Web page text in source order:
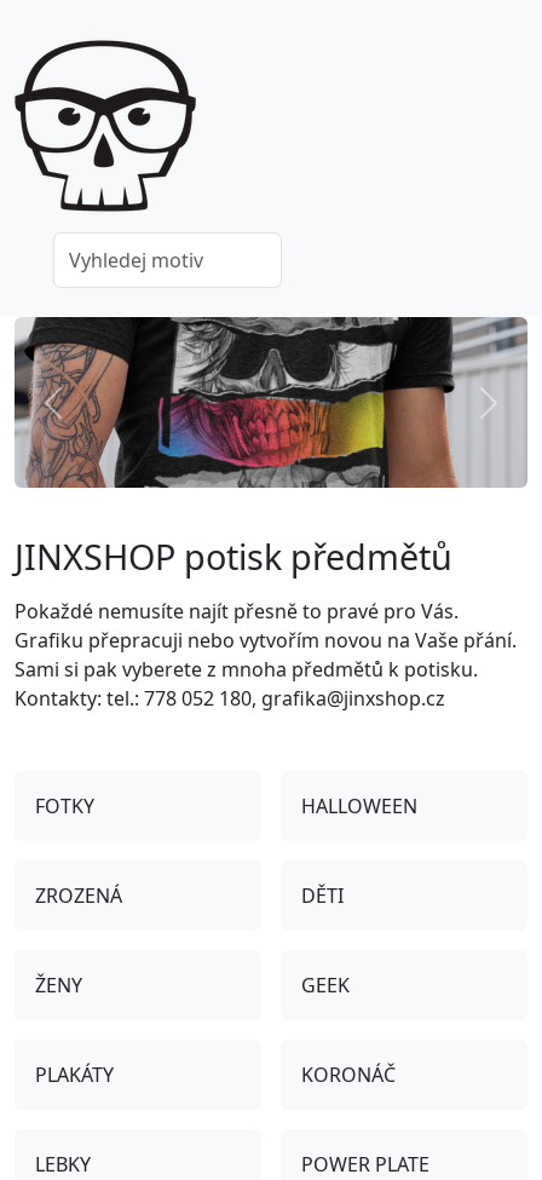
Previous Next
JINXSHOP potisk předmětů
Pokaždé nemusíte najít přesně to pravé pro Vás.
Grafiku přepracuji nebo vytvořím novou na Vaše přání.
Sami si pak vyberete z mnoha předmětů k potisku.
Kontakty: tel.: 778 052 180, grafika@jinxshop.cz
FOTKY HALLOWEEN
ZROZENÁ DĚTI
ŽENY GEEK
PLAKÁTY KORONÁČ
LEBKY POWER PLATE